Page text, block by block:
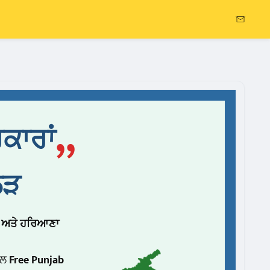
Contact
ਐਸ.ਏ.ਐਸ. ਨਗਰ (ਮੋਹਾਲੀ)
”
ਅਤੇ ਹਰਿਆਣਾ
Free Punjab